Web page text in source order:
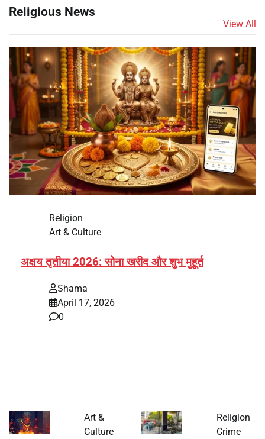
Religious News
View All
Religion
Art & Culture
अक्षय तृतीया 2026: सोना खरीद और शुभ मुहूर्त
Shama
April 17, 2026
0
Art &
Culture
Religion
Crime